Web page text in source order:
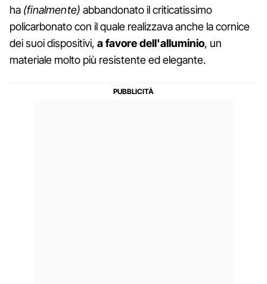
ha (finalmente) abbandonato il criticatissimo
policarbonato con il quale realizzava anche la cornice
dei suoi dispositivi, a favore dell'alluminio, un
materiale molto più resistente ed elegante.